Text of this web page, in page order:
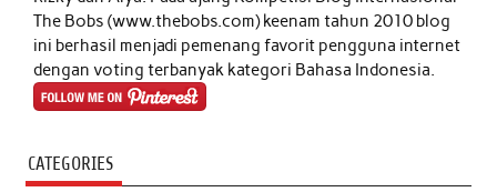
The Bobs (www.thebobs.com) keenam tahun 2010 blog
ini berhasil menjadi pemenang favorit pengguna internet
dengan voting terbanyak kategori Bahasa Indonesia.
CATEGORIES